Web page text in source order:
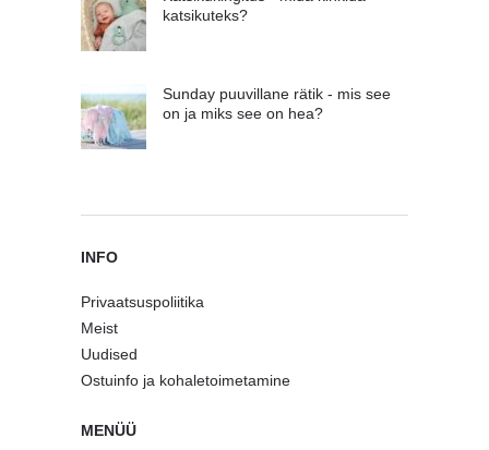
katsikuteks?
Sunday puuvillane rätik - mis see
on ja miks see on hea?
INFO
Privaatsuspoliitika
Meist
Uudised
Ostuinfo ja kohaletoimetamine
MENÜÜ